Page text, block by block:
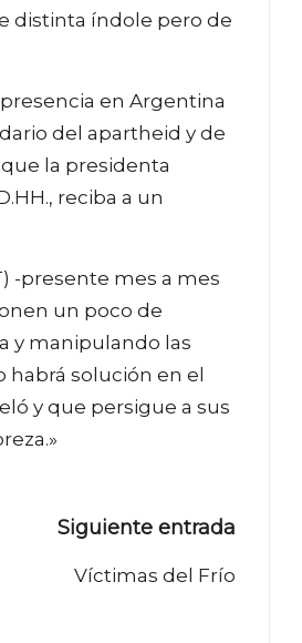
distinta índole pero de
en Argentina
del apartheid y de
la presidenta
reciba a un
-presente mes a mes
un poco de
y manipulando las
habrá solución en el
y que persigue a sus
Siguiente entrada
Víctimas del Frío